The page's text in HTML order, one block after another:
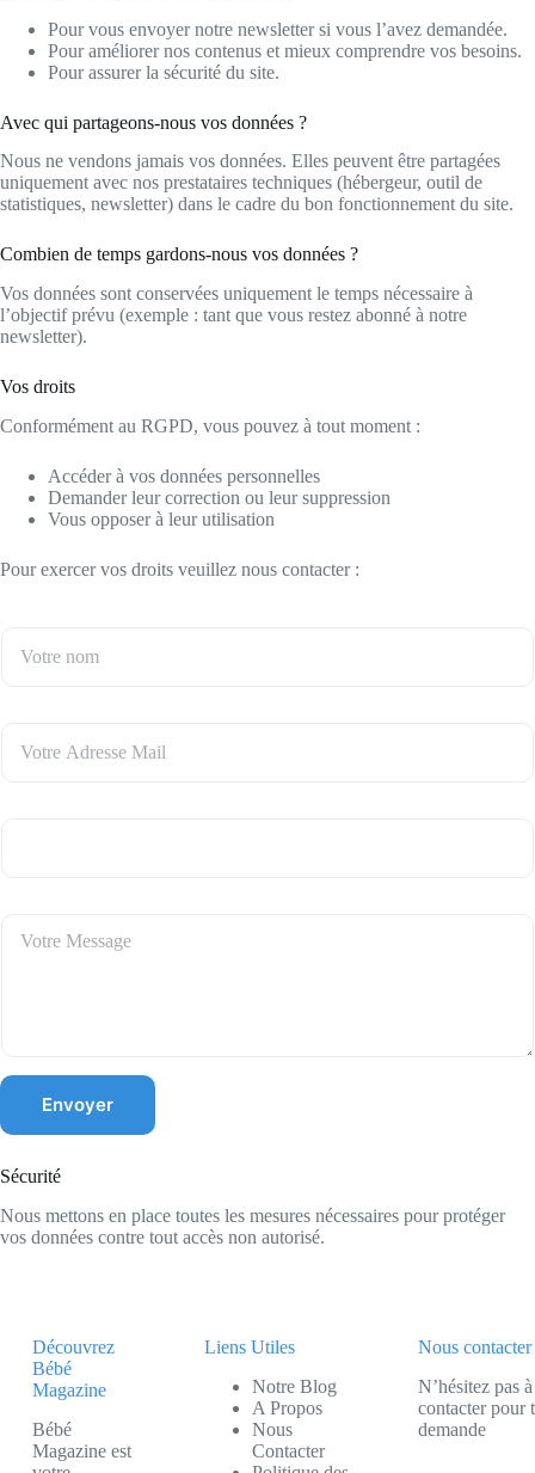
Pour vous envoyer notre newsletter si vous l’avez demandée.
Pour améliorer nos contenus et mieux comprendre vos besoins.
Pour assurer la sécurité du site.
Avec qui partageons-nous vos données ?
Nous ne vendons jamais vos données. Elles peuvent être partagées
uniquement avec nos prestataires techniques (hébergeur, outil de
statistiques, newsletter) dans le cadre du bon fonctionnement du site.
Combien de temps gardons-nous vos données ?
Vos données sont conservées uniquement le temps nécessaire à
l’objectif prévu (exemple : tant que vous restez abonné à notre
newsletter).
Vos droits
Conformément au RGPD, vous pouvez à tout moment :
Accéder à vos données personnelles
Demander leur correction ou leur suppression
Vous opposer à leur utilisation
Pour exercer vos droits veuillez nous contacter :
Envoyer
Sécurité
Nous mettons en place toutes les mesures nécessaires pour protéger
vos données contre tout accès non autorisé.
Découvrez
Bébé
Magazine
Bébé
Magazine est
Liens Utiles
Notre Blog
A Propos
Nous
Contacter
Nous contacter
N’hésitez pas
contacter pour
demande